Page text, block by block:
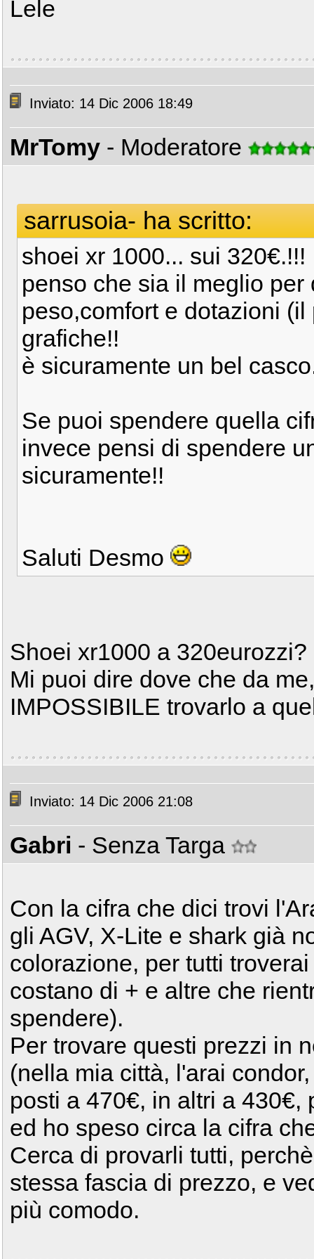
Lele
Inviato: 14 Dic 2006 18:49
MrTomy - Moderatore
sarrusoia- ha scritto:
shoei xr 1000... sui 320€.!!!
penso che sia il meglio per
peso,comfort e dotazioni
grafiche!!
è sicuramente un bel
Se puoi spendere quella
invece pensi di spendere
sicuramente!!
Saluti Desmo
Shoei xr1000 a 320eurozzi?
Mi puoi dire dove che da
IMPOSSIBILE trovarlo a
Inviato: 14 Dic 2006 21:08
Gabri - Senza Targa
Con la cifra che dici trovi
gli AGV, X-Lite e shark già
colorazione, per tutti
costano di + e altre che
spendere).
Per trovare questi prezzi in
(nella mia città, l'arai
posti a 470€, in altri a 430€,
ed ho speso circa la cifra
Cerca di provarli tutti,
stessa fascia di prezzo, e
più comodo.